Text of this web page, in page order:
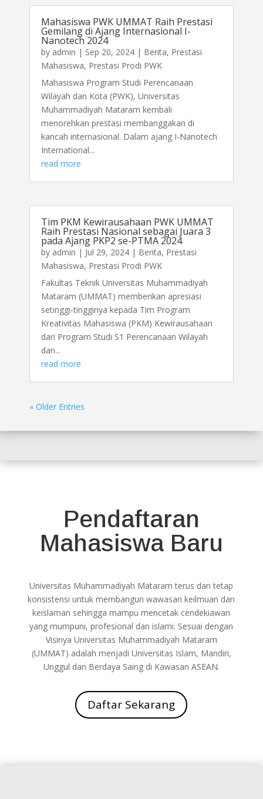
Mahasiswa PWK UMMAT Raih Prestasi
Gemilang di Ajang Internasional I-
Nanotech 2024
by admin | Sep 20, 2024 | Berita, Prestasi
Mahasiswa, Prestasi Prodi PWK
Mahasiswa Program Studi Perencanaan
Wilayah dan Kota (PWK), Universitas
Muhammadiyah Mataram kembali
menorehkan prestasi membanggakan di
kancah internasional. Dalam ajang I-Nanotech
International...
read more
Tim PKM Kewirausahaan PWK UMMAT
Raih Prestasi Nasional sebagai Juara 3
pada Ajang PKP2 se-PTMA 2024
by admin | Jul 29, 2024 | Berita, Prestasi
Mahasiswa, Prestasi Prodi PWK
Fakultas Teknik Universitas Muhammadiyah
Mataram (UMMAT) memberikan apresiasi
setinggi-tingginya kepada Tim Program
Kreativitas Mahasiswa (PKM) Kewirausahaan
dari Program Studi S1 Perencanaan Wilayah
dan...
read more
« Older Entries
Pendaftaran
Mahasiswa Baru
Universitas Muhammadiyah Mataram terus dan tetap
konsistensi untuk membangun wawasan keilmuan dan
keislaman sehingga mampu mencetak cendekiawan
yang mumpuni, profesional dan islami. Sesuai dengan
Visinya Universitas Muhammadiyah Mataram
(UMMAT) adalah menjadi Universitas Islam, Mandiri,
Unggul dan Berdaya Saing di Kawasan ASEAN.
Daftar Sekarang